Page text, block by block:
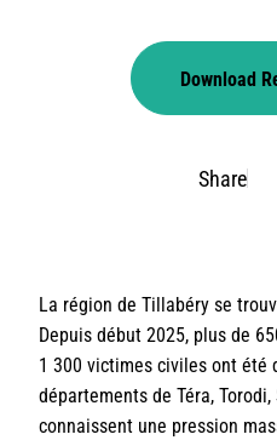
Download
Share
La région de Tillabéry se
Depuis début 2025, plus de
1 300 victimes civiles ont été
départements de Téra,
connaissent une pression